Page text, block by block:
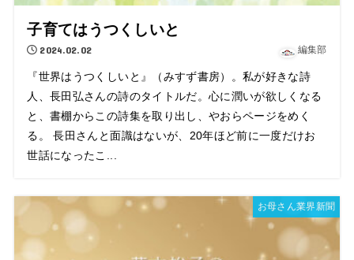
子育てはうつくしいと
2024.02.02 編集部
『世界はうつくしいと』（みすず書房）。私が好きな詩
人、長田弘さんの詩のタイトルだ。心に潤いが欲しくなる
と、書棚からこの詩集を取り出し、やおらページをめく
る。 長田さんと面識はないが、20年ほど前に一度だけお
世話になったこ...
お母さん業界新聞